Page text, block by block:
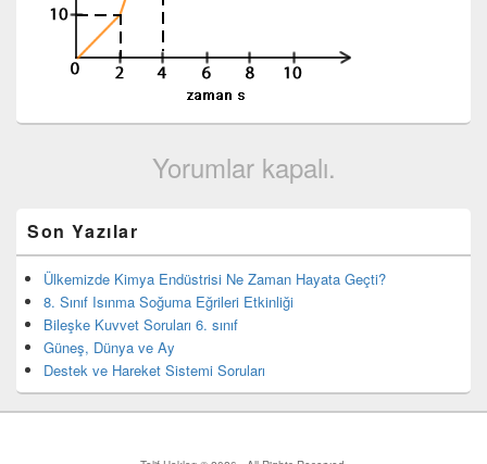
Yorumlar kapalı.
yan
bar
eklenti
bölgesi
Son Yazılar
Ülkemizde Kimya Endüstrisi Ne Zaman Hayata Geçti?
8. Sınıf Isınma Soğuma Eğrileri Etkinliği
Bileşke Kuvvet Soruları 6. sınıf
Güneş, Dünya ve Ay
Destek ve Hareket Sistemi Soruları